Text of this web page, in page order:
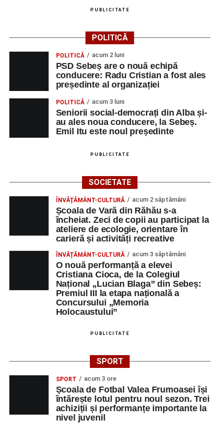
PUBLICITATE
POLITICĂ
POLITICĂ acum 2 luni
PSD Sebeș are o nouă echipă
conducere: Radu Cristian a fost ales
președinte al organizației
POLITICĂ acum 3 luni
Seniorii social-democrați din Alba și-
au ales noua conducere, la Sebeș.
Emil Itu este noul președinte
PUBLICITATE
SOCIETATE
ÎNVĂȚĂMÂNT-CULTURĂ acum 2 săptămâni
Școala de Vară din Răhău s-a
încheiat. Zeci de copii au participat la
ateliere de ecologie, orientare în
carieră și activități recreative
ÎNVĂȚĂMÂNT-CULTURĂ acum 3 săptămâni
O nouă performanță a elevei
Cristiana Cioca, de la Colegiul
Național „Lucian Blaga” din Sebeș:
Premiul III la etapa națională a
Concursului „Memoria
Holocaustului”
PUBLICITATE
SPORT
SPORT acum 3 ore
Școala de Fotbal Valea Frumoasei își
întărește lotul pentru noul sezon. Trei
achiziții și performanțe importante la
nivel juvenil